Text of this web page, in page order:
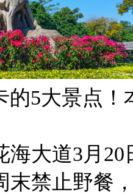
的5大景点
海大道3月
末禁止野餐